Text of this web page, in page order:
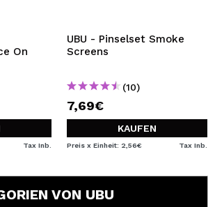
On
Tax Inb.
UBU - Pinselset Smoke
Screens
(10)
7,69€
KAUFEN
Preis x Einheit: 2,56€ Tax Inb.
VON UBU